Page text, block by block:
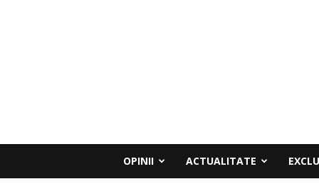
OPINII ACTUALITATE